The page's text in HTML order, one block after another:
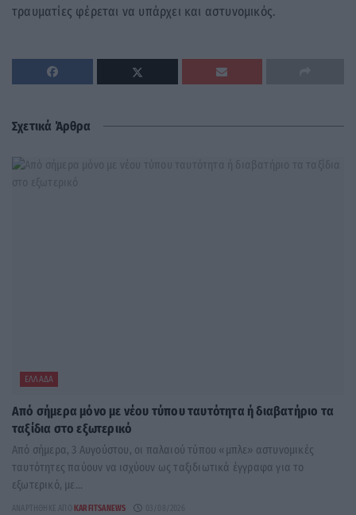
τραυματίες φέρεται να υπάρχει και αστυνομικός.
Σχετικά Άρθρα
ΕΛΛΆΔΑ
Από σήμερα μόνο με νέου τύπου ταυτότητα ή διαβατήριο τα
ταξίδια στο εξωτερικό
Από σήμερα, 3 Αυγούστου, οι παλαιού τύπου «μπλε» αστυνομικές
ταυτότητες παύουν να ισχύουν ως ταξιδιωτικά έγγραφα για το
εξωτερικό, με...
KARFITSANEWS